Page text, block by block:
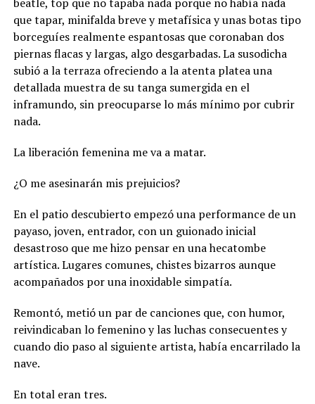
que tapar, minifalda breve y metafísica y unas botas tipo
borceguíes realmente espantosas que coronaban dos
piernas flacas y largas, algo desgarbadas. La susodicha
subió a la terraza ofreciendo a la atenta platea una
detallada muestra de su tanga sumergida en el
inframundo, sin preocuparse lo más mínimo por cubrir
nada.
La liberación femenina me va a matar.
¿O me asesinarán mis prejuicios?
En el patio descubierto empezó una performance de un
payaso, joven, entrador, con un guionado inicial
desastroso que me hizo pensar en una hecatombe
artística. Lugares comunes, chistes bizarros aunque
acompañados por una inoxidable simpatía.
Remontó, metió un par de canciones que, con humor,
reivindicaban lo femenino y las luchas consecuentes y
cuando dio paso al siguiente artista, había encarrilado la
nave.
En total eran tres.